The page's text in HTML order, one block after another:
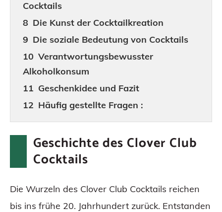
Cocktails
Die Kunst der Cocktailkreation
Die soziale Bedeutung von Cocktails
Verantwortungsbewusster
Alkoholkonsum
Geschenkidee und Fazit
Häufig gestellte Fragen :
Geschichte des Clover Club
Cocktails
Die Wurzeln des Clover Club Cocktails reichen
bis ins frühe 20. Jahrhundert zurück. Entstanden